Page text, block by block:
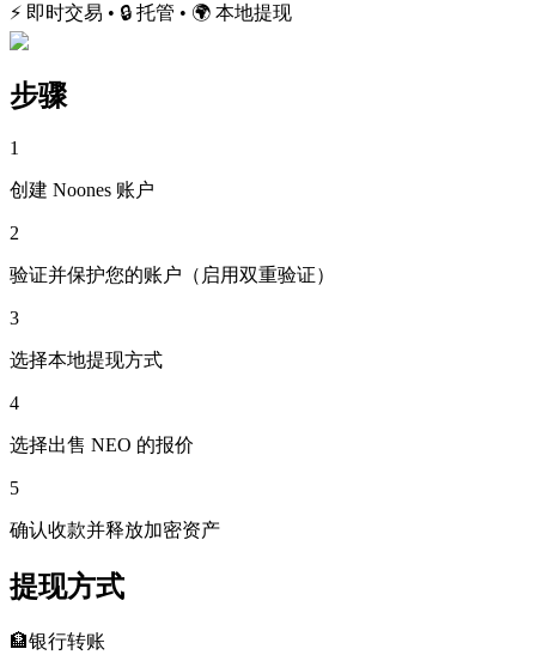
⚡ 即时交易 • 🔒 托管 • 🌍 本地提现
步骤
1
创建 Noones 账户
2
验证并保护您的账户（启用双重验证）
3
选择本地提现方式
4
选择出售 NEO 的报价
5
确认收款并释放加密资产
提现方式
🏦银行转账